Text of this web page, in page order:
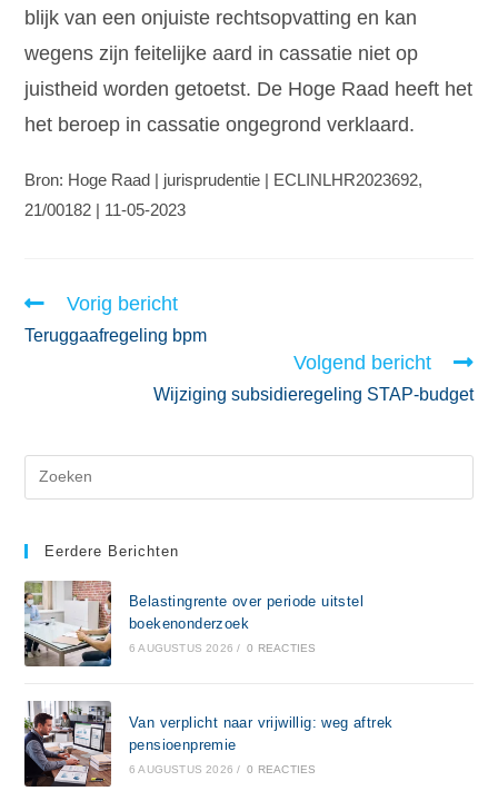
blijk van een onjuiste rechtsopvatting en kan
wegens zijn feitelijke aard in cassatie niet op
juistheid worden getoetst. De Hoge Raad heeft het
het beroep in cassatie ongegrond verklaard.
Bron: Hoge Raad | jurisprudentie | ECLINLHR2023692,
21/00182 | 11-05-2023
Vorig bericht
Teruggaafregeling bpm
Volgend bericht
Wijziging subsidieregeling STAP-budget
Eerdere Berichten
Belastingrente over periode uitstel
boekenonderzoek
6 AUGUSTUS 2026 / 0 REACTIES
Van verplicht naar vrijwillig: weg aftrek
pensioenpremie
6 AUGUSTUS 2026 / 0 REACTIES